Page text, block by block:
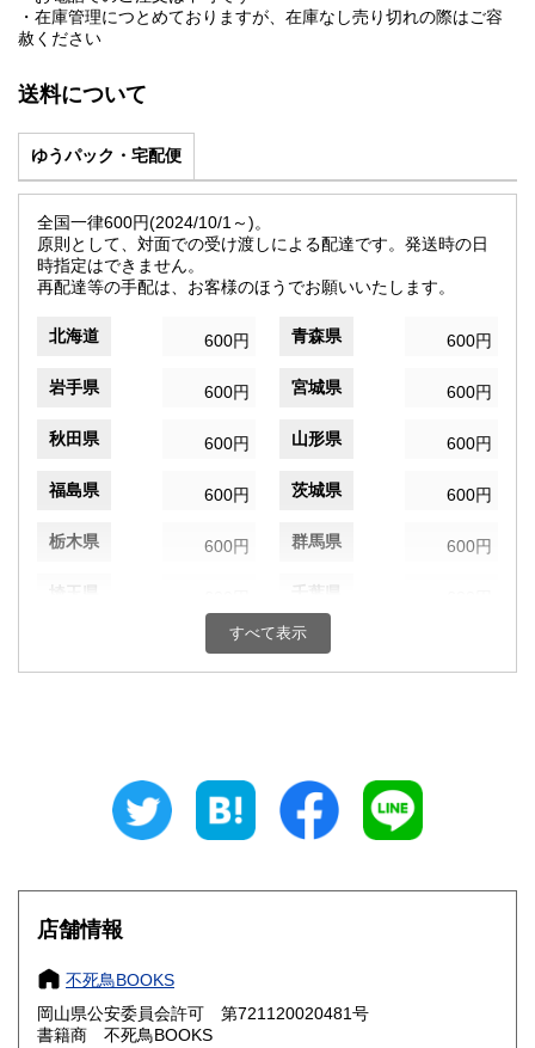
・在庫管理につとめておりますが、在庫なし売り切れの際はご容
赦ください
送料について
ゆうパック・宅配便
全国一律600円(2024/10/1～)。
原則として、対面での受け渡しによる配達です。発送時の日
時指定はできません。
再配達等の手配は、お客様のほうでお願いいたします。
北海道 600円 青森県 600円
岩手県 600円 宮城県 600円
秋田県 600円 山形県 600円
福島県 600円 茨城県 600円
栃木県 600円 群馬県 600円
埼玉県 千葉県
600円 神奈川県
600円 長野県
大阪府 600円 兵庫県
すべて表示
店舗情報
不死鳥BOOKS
岡山県公安委員会許可 第721120020481号
書籍商 不死鳥BOOKS